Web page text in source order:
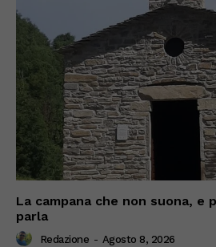
La campana che non suona, e
parla
Redazione - Agosto 8, 2026